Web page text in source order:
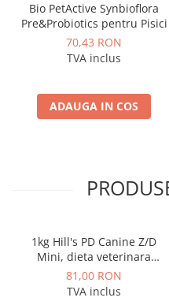
Bio PetActive Synbioflora
Pre&Probiotics pentru Pisici
70,43 RON
TVA inclus
ADAUGA IN COS
1kg Hill's PD Canine Z/D
Mini, dieta veterinara
pentru caini cu probleme
dermatologice
81,00 RON
TVA inclus